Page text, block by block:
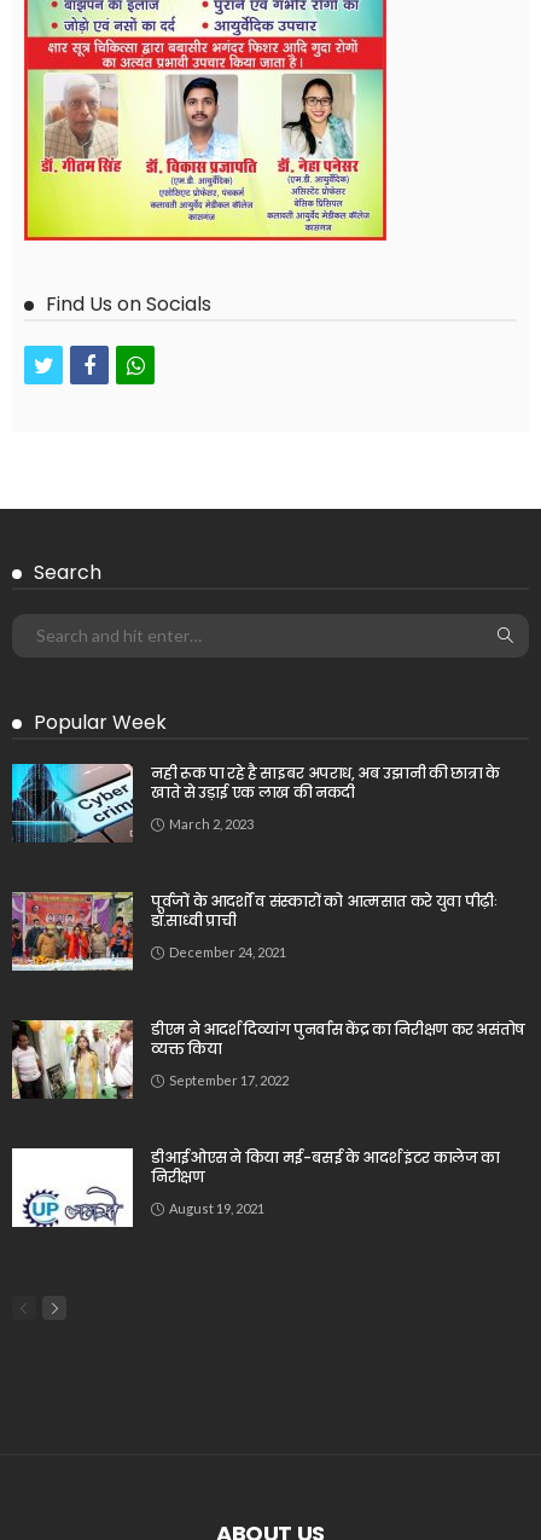
Find Us on Socials
twitterfacebookwhatsapp
Search
Popular Week
नही रूक पा रहे है साइबर अपराध, अब उझानी की छात्रा के
खाते से उड़ाई एक लाख की नकदी
March 2, 2023
पूर्वजों के आदर्शों व संस्कारों को आत्मसात करे युवा पीढ़ीः
डॉ.साध्वी प्राची
December 24, 2021
डीएम ने आदर्श दिव्यांग पुनर्वास केंद्र का निरीक्षण कर असंतोष
व्यक्त किया
September 17, 2022
डीआईओएस ने किया मई-बसई के आदर्श इंटर कालेज का
निरीक्षण
August 19, 2021
ABOUT US